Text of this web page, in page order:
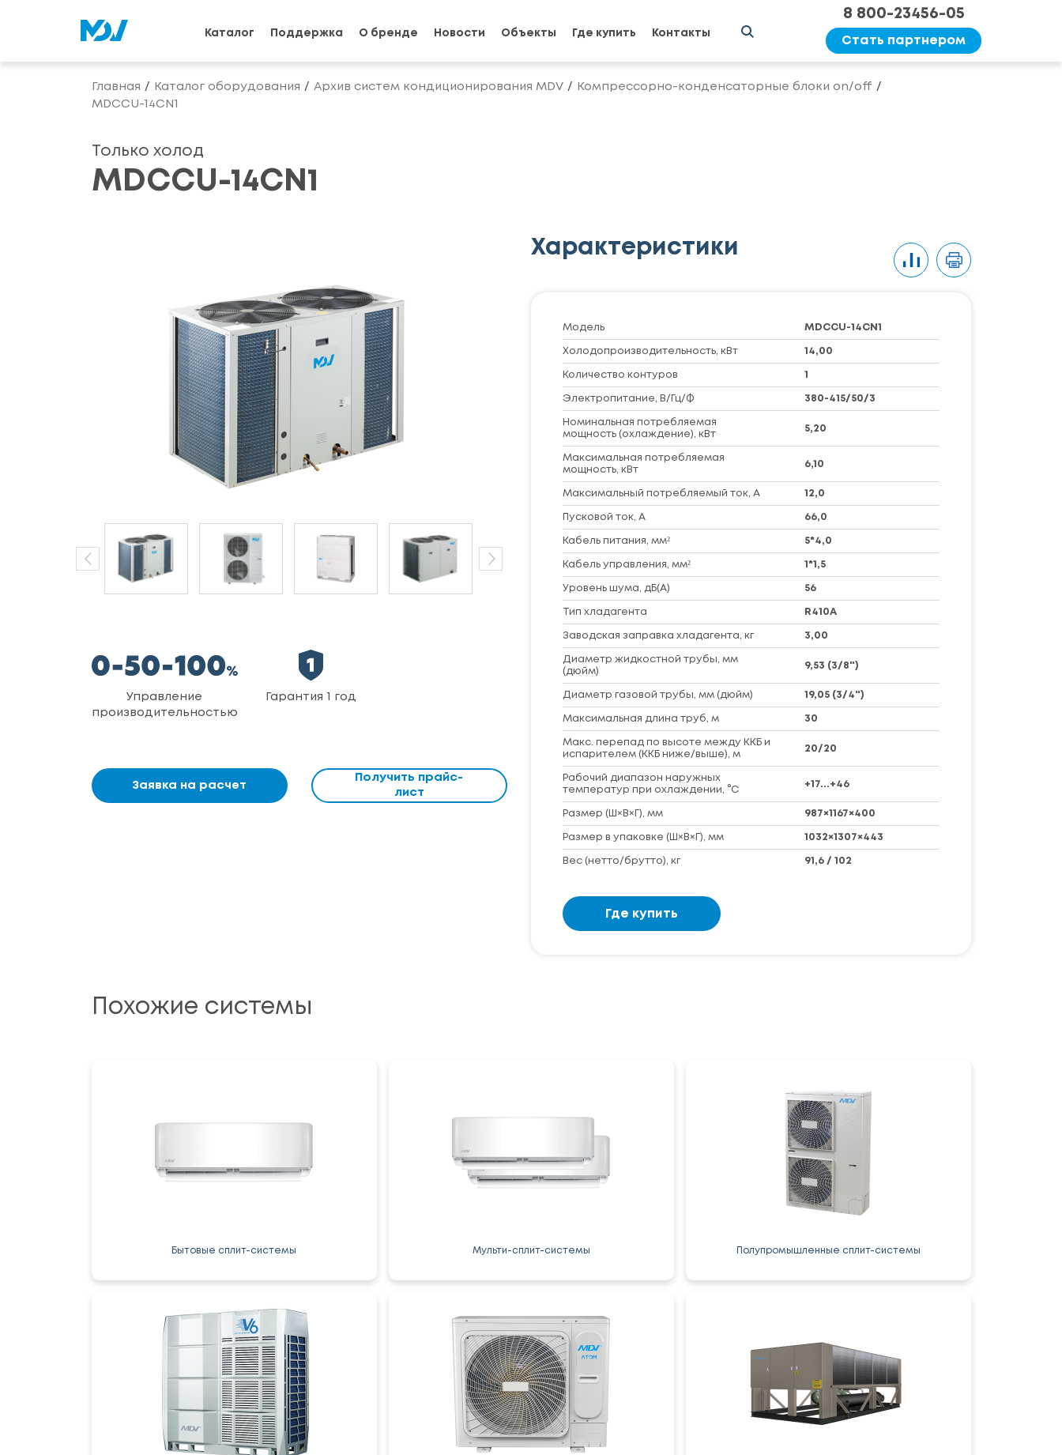
Каталог Поддержка О бренде Новости Объекты Где купить Контакты
8 800-23456-05
Стать партнером
Главная Каталог оборудования Архив систем кондиционирования MDV
Компрессорно-конденсаторные блоки on/off
MDCCU-14CN1
Только холод
MDCCU-14CN1
Управление
производительностью
Гарантия 1 год
Заявка на расчет
Получить прайс-
лист
Характеристики
Модель MDCCU-14CN1
Холодопроизводительность, кВт 14,00
Количество контуров 1
Электропитание, В/Гц/Ф 380-415/50/3
Номинальная потребляемая
мощность (охлаждение), кВт
5,20
Максимальная потребляемая
мощность, кВт
6,10
Максимальный потребляемый ток, А 12,0
Пусковой ток, А 66,0
Кабель питания, мм² 5*4,0
Кабель управления, мм² 1*1,5
Уровень шума, дБ(A) 56
Тип хладагента R410A
Заводская заправка хладагента, кг 3,00
Диаметр жидкостной трубы, мм
(дюйм)
9,53 (3/8")
Диаметр газовой трубы, мм (дюйм) 19,05 (3/4")
Максимальная длина труб, м 30
Макс. перепад по высоте между ККБ и
испарителем (ККБ ниже/выше), м
20/20
Рабочий диапазон наружных
температур при охлаждении, °C
+17...+46
Размер (Ш×В×Г), мм 987×1167×400
Размер в упаковке (Ш×В×Г), мм 1032×1307×443
Вес (нетто/брутто), кг 91,6 / 102
Где купить
Похожие системы
Бытовые сплит-системы Мульти-сплит-системы Полупромышленные сплит-системы